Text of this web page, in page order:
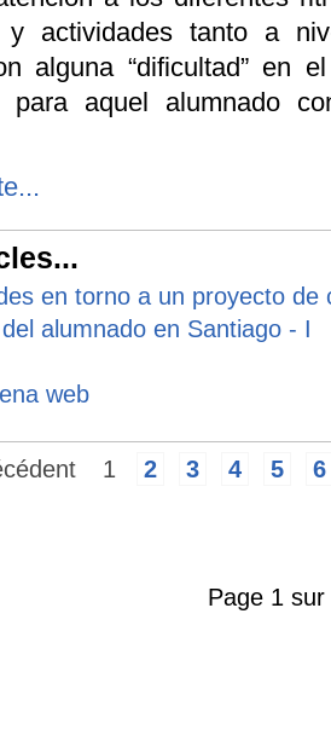
y actividades tanto a
alguna “dificultad” en
para aquel alumnado
en torno a un proyecto de
alumnado en Santiago - I
web
1 2 3 4 5 6
Page 1 sur